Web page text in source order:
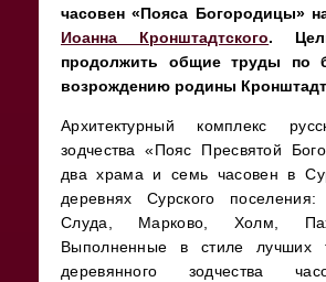
часовен «Пояса Богородицы»
Иоанна Кронштадтского.
продолжить общие труды по
возрождению родины
Архитектурный комплекс
зодчества «Пояс Пресвятой
два храма и семь часовен в
деревнях Сурского
Слуда, Марково, Холм,
Выполненные в стиле лучших
деревянного зодчества